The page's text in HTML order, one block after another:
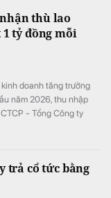
thù lao
tỷ đồng mỗi
doanh tăng trưởng
năm 2026, thu nhập
- Tổng Công ty
đặc biệt có trường
trả cổ tức bằng